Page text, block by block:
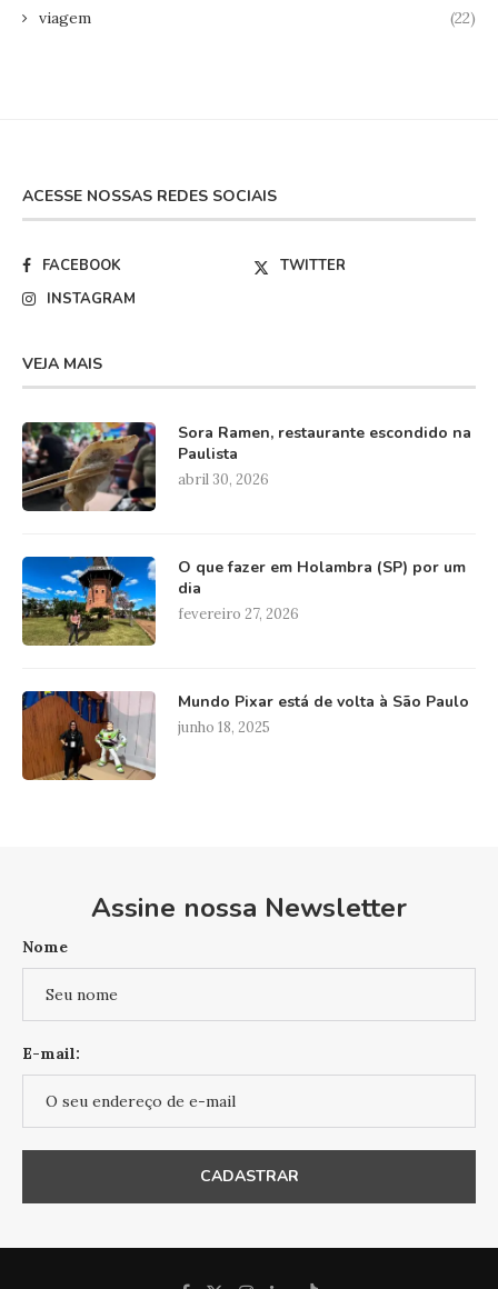
viagem (22)
ACESSE NOSSAS REDES SOCIAIS
FACEBOOK
TWITTER
INSTAGRAM
VEJA MAIS
Sora Ramen, restaurante escondido na
Paulista
abril 30, 2026
O que fazer em Holambra (SP) por um
dia
fevereiro 27, 2026
Mundo Pixar está de volta à São Paulo
junho 18, 2025
Assine nossa Newsletter
Nome
E-mail: